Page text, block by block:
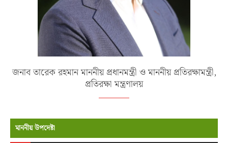
জনাব তারেক রহমান মাননীয় প্রধানমন্ত্রী ও মাননীয় প্রতিরক্ষামন্ত্রী,
প্রতিরক্ষা মন্ত্রণালয়
মাননীয় উপদেষ্টা